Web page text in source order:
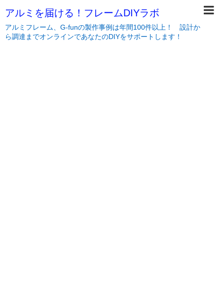
アルミを届ける！フレームDIYラボ
アルミフレーム、G-funの製作事例は年間100件以上！ 設計か
ら調達までオンラインであなたのDIYをサポートします！